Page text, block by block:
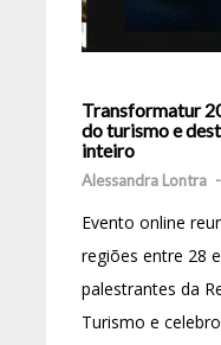
Transformatur
do turismo e
inteiro
Alessandra Lontra -
Evento online
regiões entre 28
palestrantes da
Turismo e